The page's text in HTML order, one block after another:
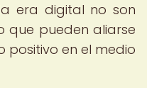
era digital no son
que pueden aliarse
en el medio